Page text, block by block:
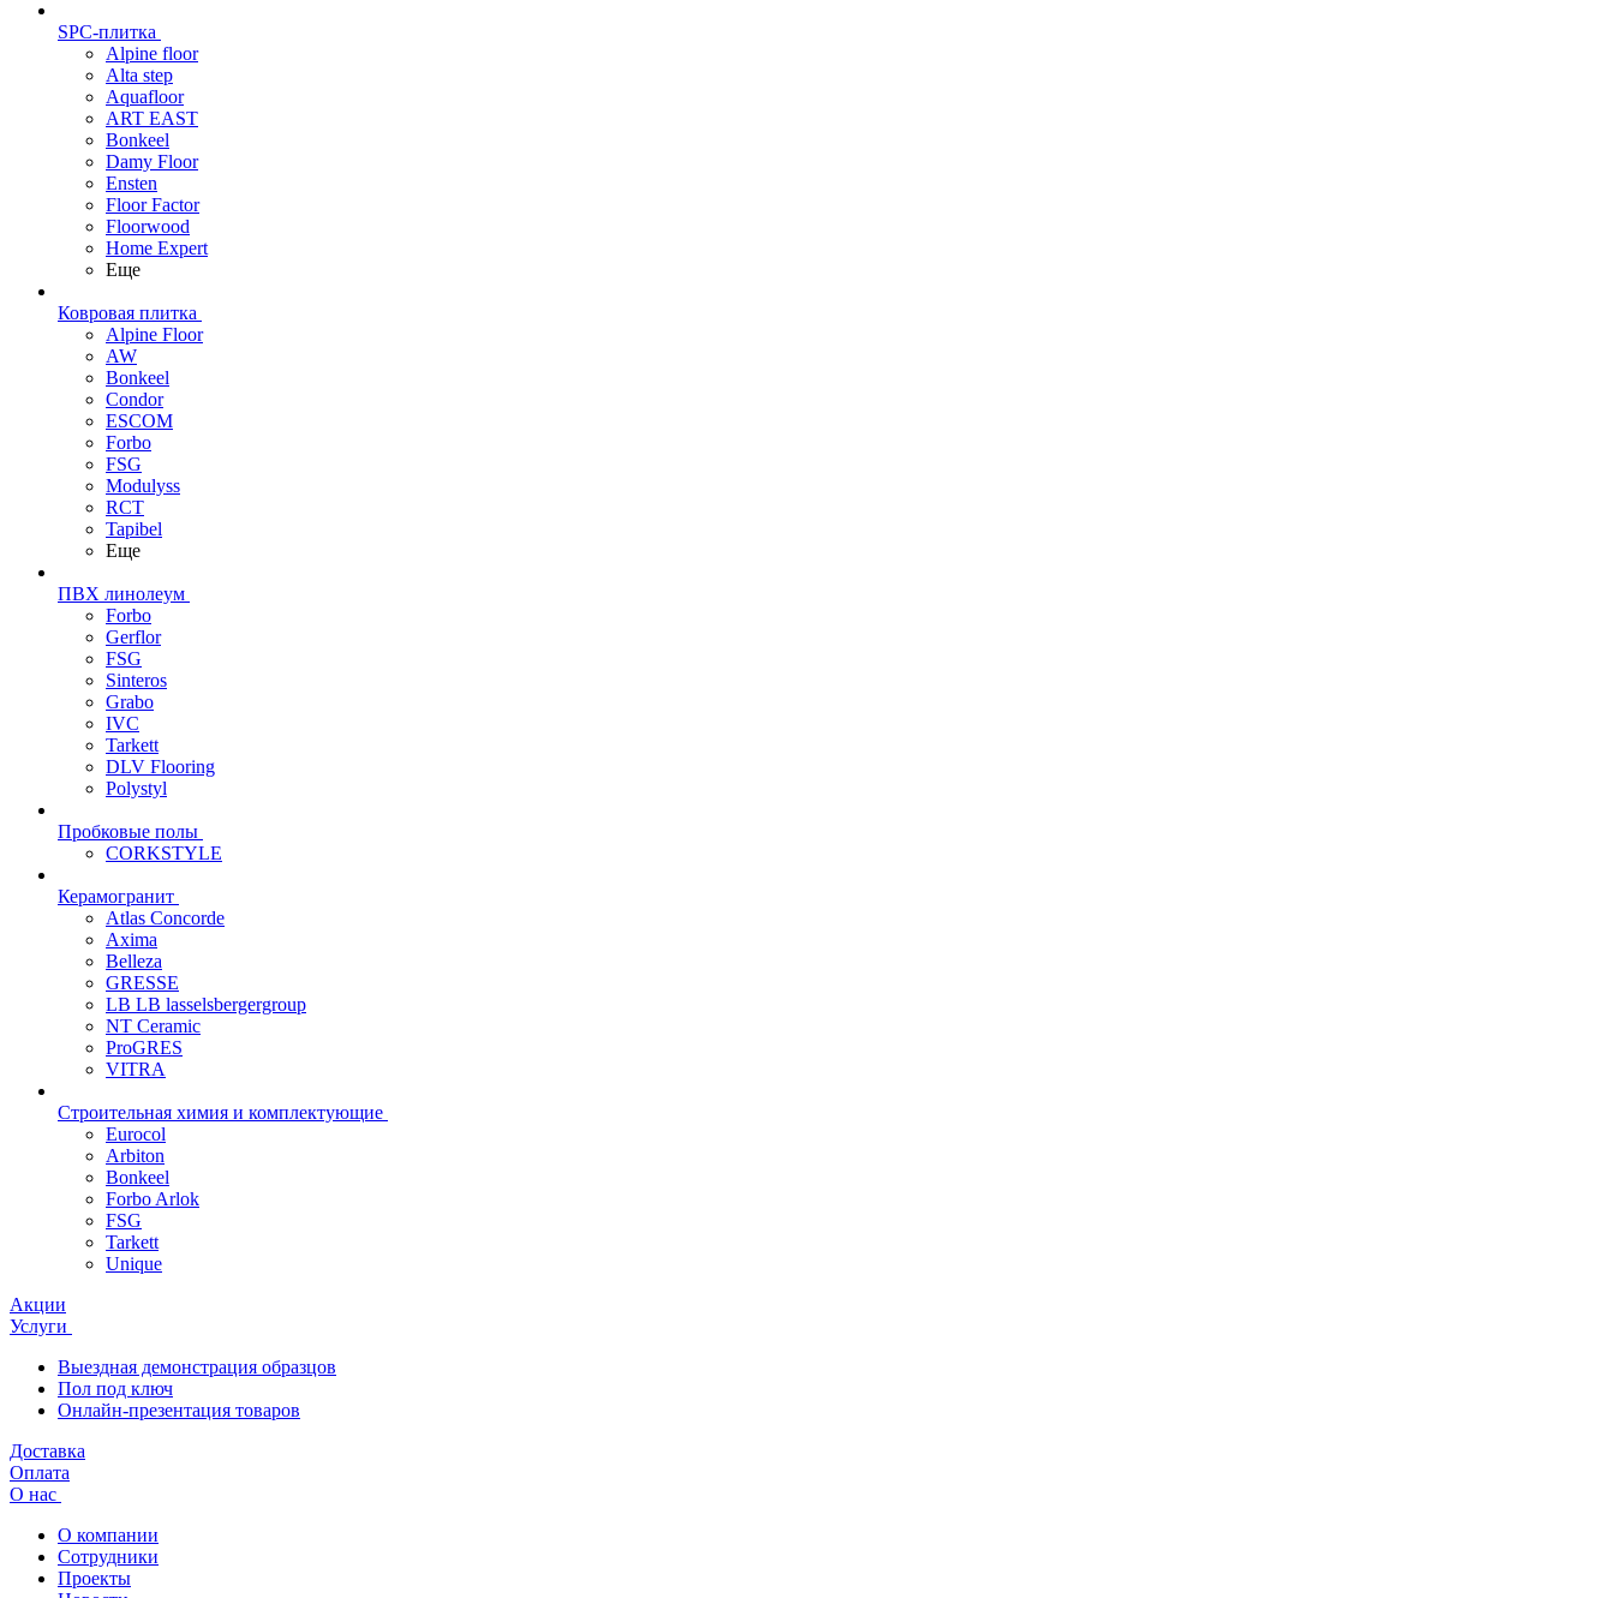
SPC-плитка
Alpine floor
Alta step
Aquafloor
ART EAST
Bonkeel
Damy Floor
Ensten
Floor Factor
Floorwood
Home Expert
Еще
Ковровая плитка
Alpine Floor
AW
Bonkeel
Condor
ESCOM
Forbo
FSG
Modulyss
RCT
Tapibel
Еще
ПВХ линолеум
Forbo
Gerflor
FSG
Sinteros
Grabo
IVC
Tarkett
DLV Flooring
Polystyl
Пробковые полы
CORKSTYLE
Керамогранит
Atlas Concorde
Axima
Belleza
GRESSE
LB LB lasselsbergergroup
NT Ceramic
ProGRES
VITRA
Строительная химия и комплектующие
Eurocol
Arbiton
Bonkeel
Forbo Arlok
FSG
Tarkett
Unique
Акции
Услуги
Выездная демонстрация образцов
Пол под ключ
Онлайн-презентация товаров
Доставка
Оплата
О нас
О компании
Сотрудники
Проекты